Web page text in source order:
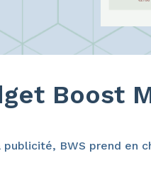
Boost
BWS prend en